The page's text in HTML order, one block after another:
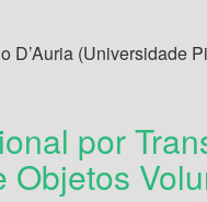
D’Auria (Universidade
por